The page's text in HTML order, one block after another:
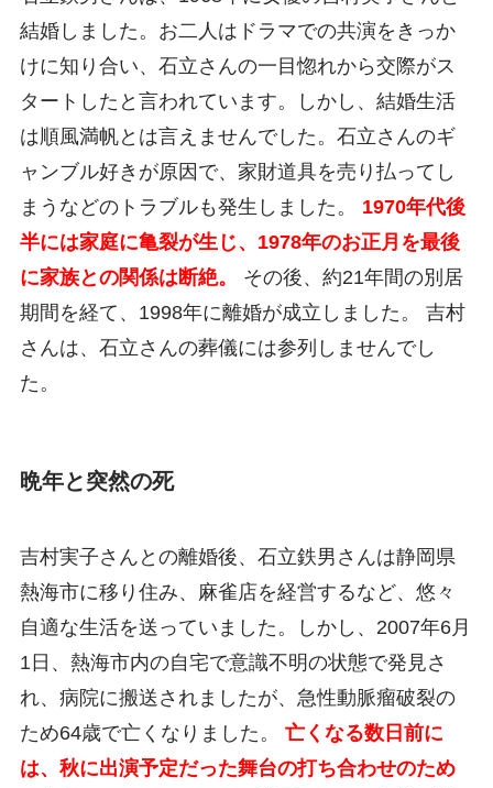
結婚しました。お二人はドラマでの共演をきっか
けに知り合い、石立さんの一目惚れから交際がス
タートしたと言われています。しかし、結婚生活
は順風満帆とは言えませんでした。石立さんのギ
ャンブル好きが原因で、家財道具を売り払ってし
まうなどのトラブルも発生しました。 1970年代後
半には家庭に亀裂が生じ、1978年のお正月を最後
に家族との関係は断絶。
その後、約21年間の別居
期間を経て、1998年に離婚が成立しました。 吉村
さんは、石立さんの葬儀には参列しませんでし
た。
晩年と突然の死
吉村実子さんとの離婚後、石立鉄男さんは静岡県
熱海市に移り住み、麻雀店を経営するなど、悠々
自適な生活を送っていました。しかし、2007年6月
1日、熱海市内の自宅で意識不明の状態で発見さ
れ、病院に搬送されましたが、急性動脈瘤破裂の
ため64歳で亡くなりました。 亡くなる数日前に
は、秋に出演予定だった舞台の打ち合わせのため